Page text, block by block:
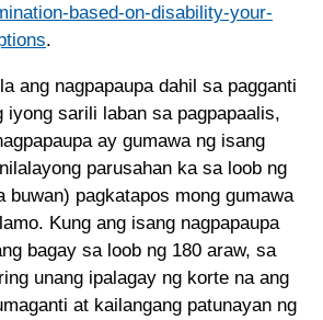
based-on-disability-your-
.
ang nagpapaupa dahil sa pagganti
iyong sarili laban sa pagpapaalis,
ay gumawa ng isang
parusahan ka sa loob ng
buwan) pagkatapos mong gumawa
Kung ang isang nagpapaupa
bagay sa loob ng 180 araw, sa
unang ipalagay ng korte na ang
at kailangang patunayan ng